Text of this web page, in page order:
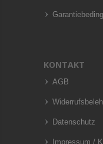
KONTAKT
AGB
Datenschutz
Impressum /